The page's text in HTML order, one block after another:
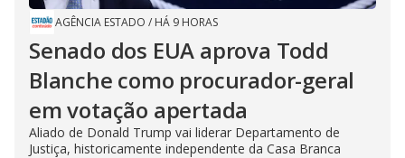
AGÊNCIA ESTADO / HÁ 9 HORAS
Senado dos EUA aprova Todd
Blanche como procurador-geral
em votação apertada
Aliado de Donald Trump vai liderar Departamento de
Justiça, historicamente independente da Casa Branca